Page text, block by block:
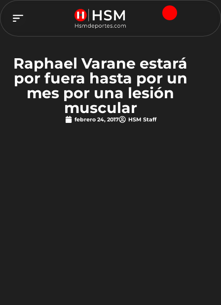
Raphael Varane estará
por fuera hasta por un
mes por una lesión
muscular
febrero 24, 2017 HSM Staff